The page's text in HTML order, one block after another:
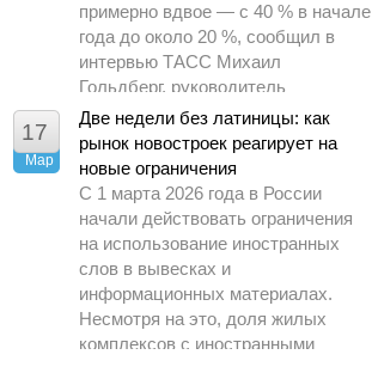
примерно вдвое — с 40 % в начале
года до около 20 %, сообщил в
интервью ТАСС Михаил
Гольдберг, руководитель
аналитического центра ДОМ.РФ.
17
Мар
Две недели без латиницы: как
рынок новостроек реагирует на
новые ограничения
С 1 марта 2026 года в России
начали действовать ограничения
на использование иностранных
слов в вывесках и
информационных материалах.
Несмотря на это, доля жилых
комплексов с иностранными